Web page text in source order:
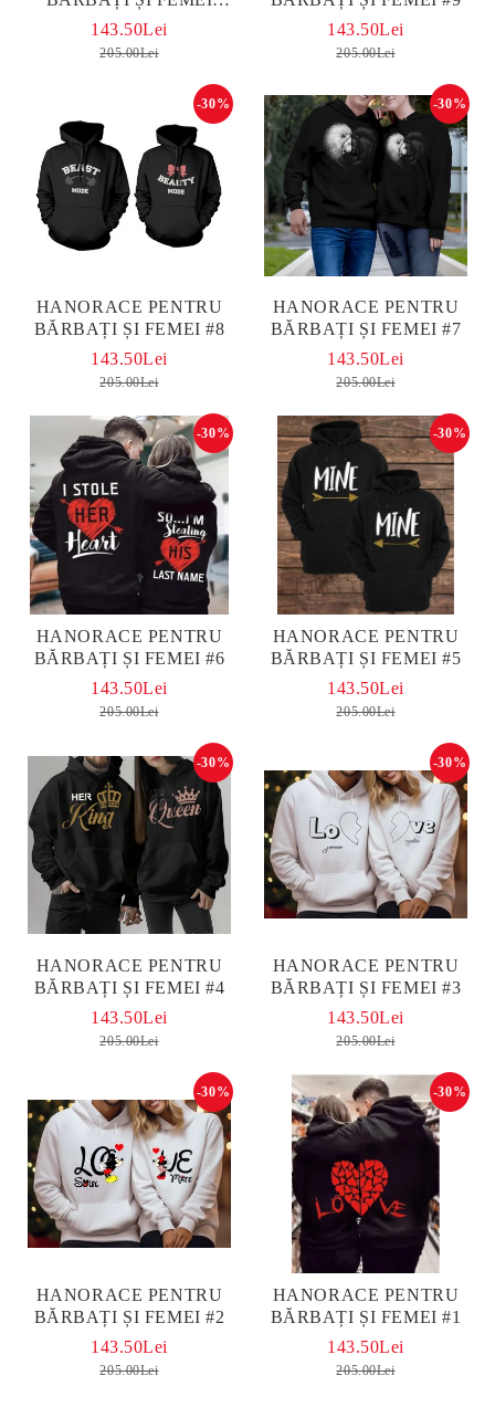
MICKEY AND MINNIE
BLACK
143.50Lei
205.00Lei
143.50Lei
205.00Lei
HANORACE PENTRU
BĂRBAȚI ȘI FEMEI #8
-30%
143.50Lei
205.00Lei
HANORACE PENTRU
BĂRBAȚI ȘI FEMEI #7
-30%
143.50Lei
205.00Lei
HANORACE PENTRU
BĂRBAȚI ȘI FEMEI #6
-30%
143.50Lei
205.00Lei
HANORACE PENTRU
BĂRBAȚI ȘI FEMEI #5
-30%
143.50Lei
205.00Lei
HANORACE PENTRU
BĂRBAȚI ȘI FEMEI #4
-30%
143.50Lei
205.00Lei
HANORACE PENTRU
BĂRBAȚI ȘI FEMEI #3
-30%
143.50Lei
205.00Lei
HANORACE PENTRU
BĂRBAȚI ȘI FEMEI #2
-30%
143.50Lei
205.00Lei
HANORACE PENTRU
BĂRBAȚI ȘI FEMEI #1
-30%
143.50Lei
205.00Lei